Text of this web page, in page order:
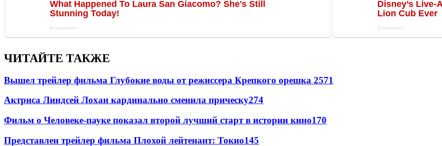
ЧИТАЙТЕ ТАКЖЕ
Вышел трейлер фильма Глубокие воды от режиссера Крепкого орешка 2571
Актриса Линдсей Лохан кардинально сменила прическу274
Фильм о Человеке-пауке показал второй лучший старт в истории кино170
Представлен трейлер фильма Плохой лейтенант: Токио145